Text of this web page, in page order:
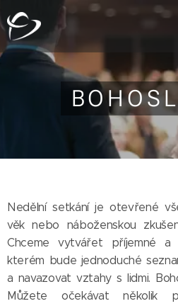
Nedělní setkání je otevřené
věk nebo náboženskou
Chceme vytvářet příjemné
kterém bude jednoduché
a navazovat vztahy s lidmi.
Můžete očekávat několik